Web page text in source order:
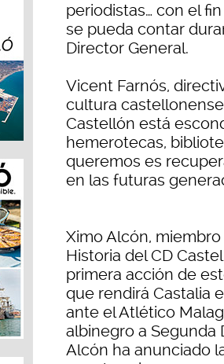
periodistas… con el
se pueda contar
Director General.
Vicent Farnós,
cultura
Castellón está
hemerotecas,
queremos es
en las futuras
Ximo Alcón,
Historia del CD
primera acción de
que rendirá Castalia
ante el Atlético
albinegro a Segunda
Alcón ha anunciado